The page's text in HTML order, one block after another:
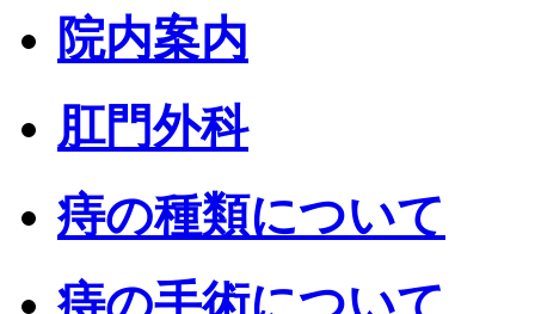
院内案内
肛門外科
痔の種類について